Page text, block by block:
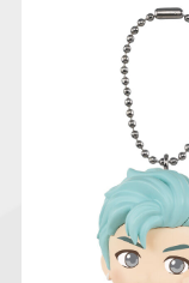
LINK TRAVELERS
仮面ライダーシリー
ズ
チョコボックス
キャラパキ